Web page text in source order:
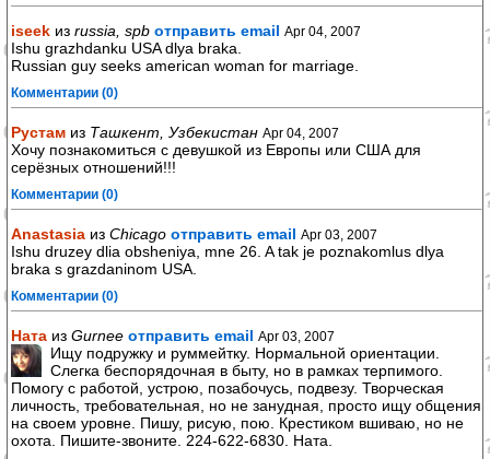
iseek из russia, spb отправить email Apr 04, 2007
Ishu grazhdanku USA dlya braka.
Russian guy seeks american woman for marriage.
Комментарии (0)
Рустам из Ташкент, Узбекистан Apr 04, 2007
Хочу познакомиться с девушкой из Европы или США для
серёзных отношений!!!
Комментарии (0)
Anastasia из Chicago отправить email Apr 03, 2007
Ishu druzey dlia obsheniya, mne 26. A tak je poznakomlus dlya
braka s grazdaninom USA.
Комментарии (0)
Ната из Gurnee отправить email Apr 03, 2007
Ищу подружку и руммейтку. Нормальной ориентации.
Слегка беспорядочная в быту, но в рамках терпимого.
Помогу с работой, устрою, позабочусь, подвезу. Творческая
личность, требовательная, но не занудная, просто ищу общения
на своем уровне. Пишу, рисую, пою. Крестиком вшиваю, но не
охота. Пишите-звоните. 224-622-6830. Ната.